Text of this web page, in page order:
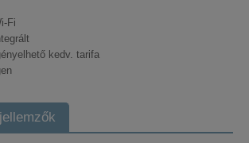
Fi
kedv. tarifa